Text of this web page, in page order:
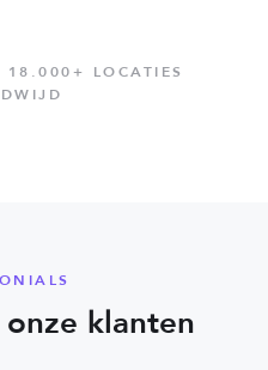
18.000+ LOCATIES
klanten